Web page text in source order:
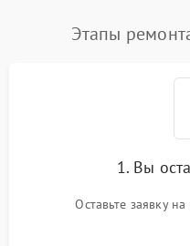
Этапы
1. Вы
Оставьте заявку